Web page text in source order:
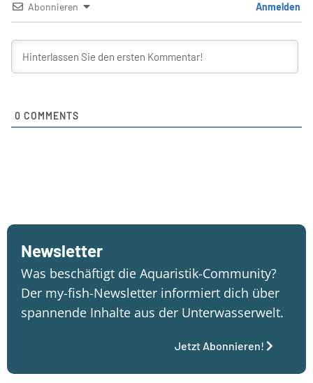
Abonnieren Anmelden
0 COMMENTS
Newsletter
Was beschäftigt die Aquaristik-Community?
Der my-fish-Newsletter informiert dich über
spannende Inhalte aus der Unterwasserwelt.
Jetzt Abonnieren!